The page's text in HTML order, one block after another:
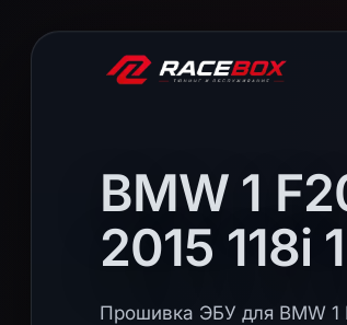
BMW 1
2015 118i
Прошивка ЭБУ для BMW 1